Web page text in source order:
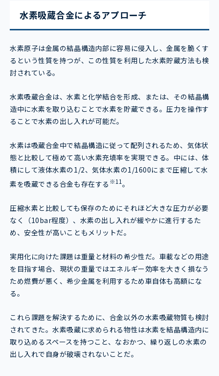
水素吸蔵合金によるアプローチ
水素原子は金属の結晶構造内部に容易に侵入し、金属を脆くす
るという性質を持つが、この性質を利用した水素貯蔵方法も検
討されている。
水素吸蔵合金は、水素と化学結合を形成、または、その結晶構
造中に水素を取り込むことで水素を貯蔵できる。圧力を操作す
ることで水素の出し入れが可能だ。
水素は吸蔵合金中で結晶構造に従って配列されるため、気体状
態と比較して極めて高い水素充填率を実現できる。中には、体
積にして液体水素の1/2、気体水素の1/1600にまで圧縮して水
素を吸蔵できる合金も存在する ※11。
圧縮水素と比較しても保存のためにそれほど大きな圧力が必要
なく（10bar程度）、水素の出し入れが緩やかに進行するた
め、安全性が高いこともメリットだ。
実用化に向けた課題は重量と材料の希少性だ。車載などの用途
を目指す場合、現状の重量ではエネルギー効率を大きく損なう
ため燃費が悪く、希少金属を利用するため車自体も高額にな
る。
これら課題を解決するために、合金以外の水素吸蔵物質も検討
されてきた。水素吸蔵に求められる物性は水素を結晶構造内に
取り込めるスペースを持つこと、なおかつ、繰り返しの水素の
出し入れで自身が破壊されないことだ。